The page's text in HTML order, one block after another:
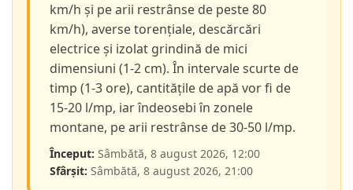
km/h și pe arii restrânse de peste 80
km/h), averse torențiale, descărcări
electrice și izolat grindină de mici
dimensiuni (1-2 cm). În intervale scurte de
timp (1-3 ore), cantitățile de apă vor fi de
15-20 l/mp, iar îndeosebi în zonele
montane, pe arii restrânse de 30-50 l/mp.
Început: Sâmbătă, 8 august 2026, 12:00
Sfârșit: Sâmbătă, 8 august 2026, 21:00